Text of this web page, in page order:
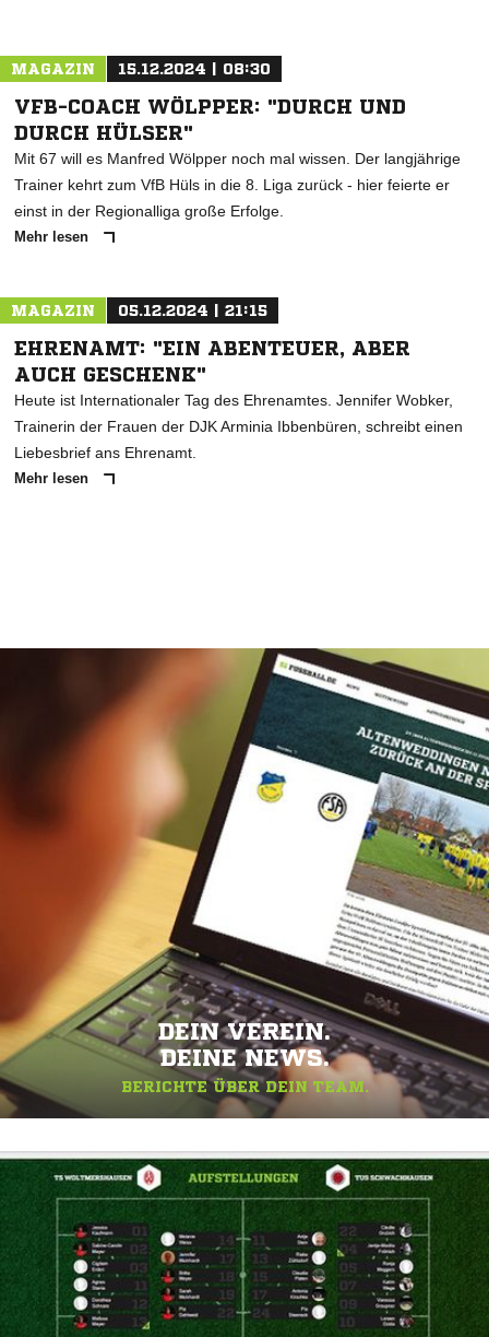
MAGAZIN 15.12.2024 | 08:30
VFB-COACH WÖLPPER: "DURCH UND
DURCH HÜLSER"
Mit 67 will es Manfred Wölpper noch mal wissen. Der langjährige
Trainer kehrt zum VfB Hüls in die 8. Liga zurück - hier feierte er
einst in der Regionalliga große Erfolge.
Mehr lesen
MAGAZIN 05.12.2024 | 21:15
EHRENAMT: "EIN ABENTEUER, ABER
AUCH GESCHENK"
Heute ist Internationaler Tag des Ehrenamtes. Jennifer Wobker,
Trainerin der Frauen der DJK Arminia Ibbenbüren, schreibt einen
Liebesbrief ans Ehrenamt.
Mehr lesen
DEIN VEREIN.
DEINE NEWS.
BERICHTE ÜBER DEIN TEAM.